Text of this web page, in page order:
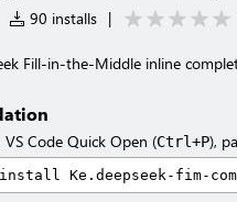
90 installs |
Fill-in-the-Middle inline
VS Code Quick Open (Ctrl+P),